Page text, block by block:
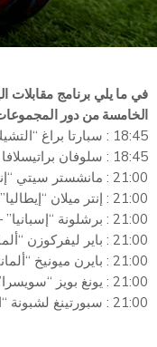
الخامسة من دور
18:45 : سبارتا براغ “التشيك” — أتلتيكو مدريد “إسبانيا”
18:45 : سلوفان براتيسلافا “– سلوفاكيا” ميلان “إيطاليا”
21:00 : مانشستر سيتي “إنقلترا” — فينورد روتردام “هولندا”
21:00 : إنتر ميلان “إيطاليا” — لايبزيغ “ألمانيا”
21:00 : برشلونة “إسبانيا” — ستاد بريست “فرنسا”
21:00 : باير ليفركوزن “ألمانيا” — سالزبورغ ” النمسا”
21:00 : بايرن ميونيخ “ألمانيا” — باريس سان جيرمان “فرنسا”
21:00 : يونغ بويز “سويسرا” — أتلانتا “إيطاليا”
21:00 : سبورتينغ لشبونة “البرتغال” — آرسنال “إنقلترا”